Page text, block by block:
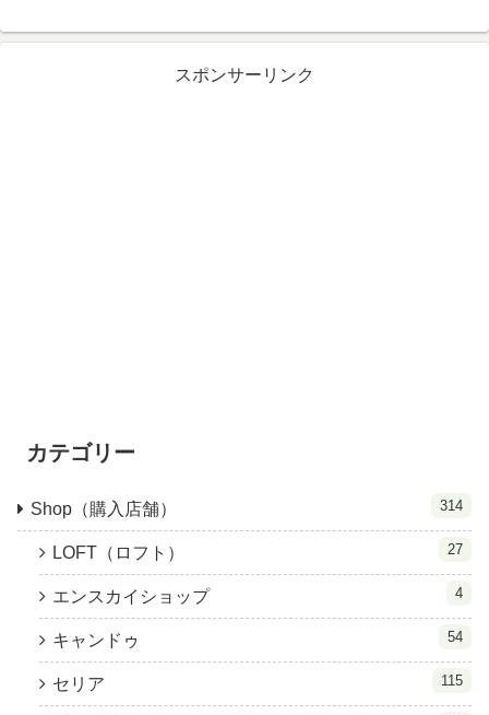
スポンサーリンク
カテゴリー
Shop（購入店舗） 314
LOFT（ロフト） 27
エンスカイショップ 4
キャンドゥ 54
セリア 115